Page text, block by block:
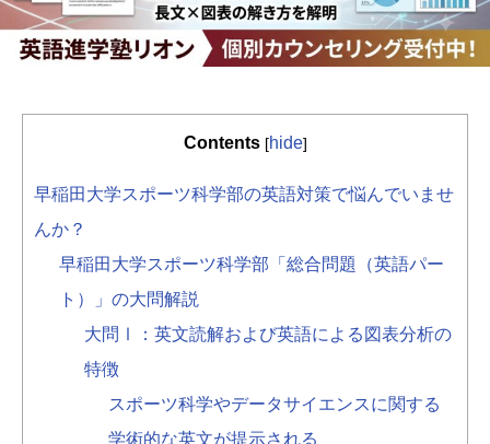
Contents [hide]
早稲田大学スポーツ科学部の英語対策で悩んでいませ
んか？
早稲田大学スポーツ科学部「総合問題（英語パー
ト）」の大問解説
大問Ⅰ：英文読解および英語による図表分析の
特徴
スポーツ科学やデータサイエンスに関する
学術的な英文が提示される